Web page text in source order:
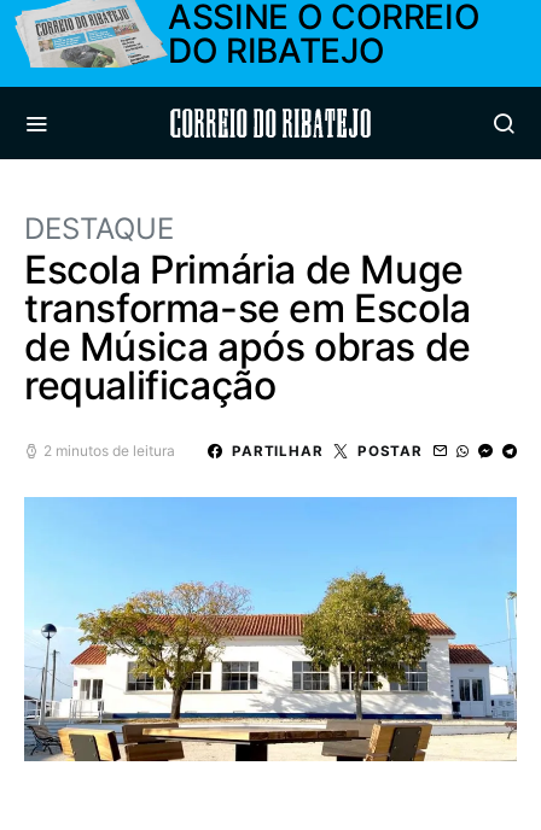
ASSINE O CORREIO
DO RIBATEJO
Correio do Ribatejo
DESTAQUE
Escola Primária de Muge
transforma-se em Escola
de Música após obras de
requalificação
2 minutos de leitura PARTILHAR POSTAR